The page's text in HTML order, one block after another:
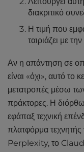
διακριτικό
Η τιμή που
ταιριάζει με
Αν η απάντηση σε
είναι «όχι», αυτό το
μετατροπές μέσω
πράκτορες. Η
εφάπαξ τεχνική
πλατφόρμα
Perplexity, το